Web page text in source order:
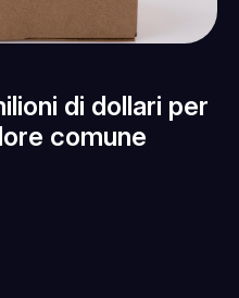
di dollari per
comune